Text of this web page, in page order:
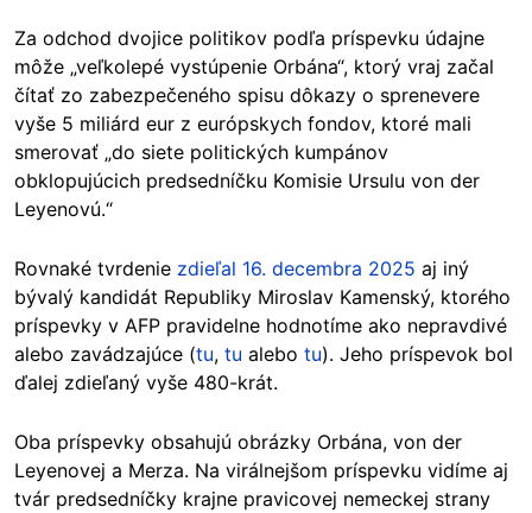
Za odchod dvojice politikov podľa príspevku údajne
môže „veľkolepé vystúpenie Orbána“, ktorý vraj začal
čítať zo zabezpečeného spisu dôkazy o sprenevere
vyše 5 miliárd eur z európskych fondov, ktoré mali
smerovať „do siete politických kumpánov
obklopujúcich predsedníčku Komisie Ursulu von der
Leyenovú.“
Rovnaké tvrdenie zdieľal 16. decembra 2025 aj iný
bývalý kandidát Republiky Miroslav Kamenský, ktorého
príspevky v AFP pravidelne hodnotíme ako nepravdivé
alebo zavádzajúce (tu, tu alebo tu). Jeho príspevok bol
ďalej zdieľaný vyše 480-krát.
Oba príspevky obsahujú obrázky Orbána, von der
Leyenovej a Merza. Na virálnejšom príspevku vidíme aj
tvár predsedníčky krajne pravicovej nemeckej strany